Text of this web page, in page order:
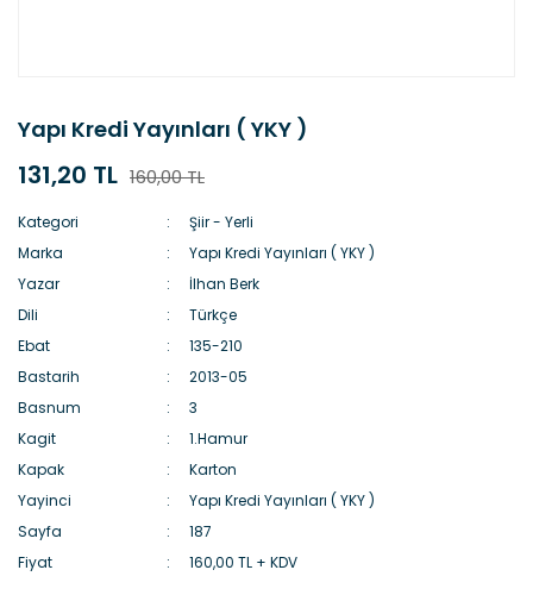
Yapı Kredi Yayınları ( YKY )
131,20 TL 160,00 TL
Kategori
Şiir - Yerli
Marka
Yapı Kredi Yayınları ( YKY )
Yazar
İlhan Berk
Dili
Türkçe
Ebat
135-210
Bastarih
2013-05
Basnum
3
Kagit
1.Hamur
Kapak
Karton
Yayinci
Yapı Kredi Yayınları ( YKY )
Sayfa
187
Fiyat
160,00 TL + KDV